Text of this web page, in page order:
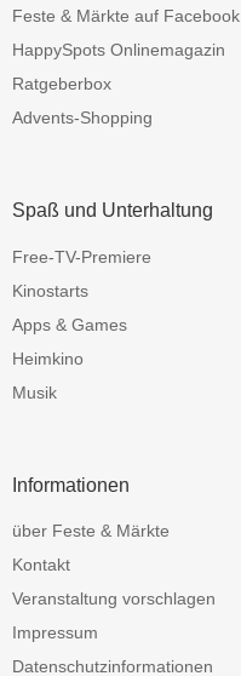
Feste & Märkte auf Facebook
HappySpots Onlinemagazin
Ratgeberbox
Advents-Shopping
Spaß und Unterhaltung
Free-TV-Premiere
Kinostarts
Apps & Games
Heimkino
Musik
Informationen
über Feste & Märkte
Kontakt
Veranstaltung vorschlagen
Impressum
Datenschutzinformationen